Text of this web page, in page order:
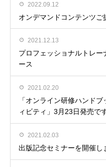
2022.09.12
オンデマンドコンテンツご
2021.12.13
プロフェッショナルトレー
ース
2021.02.20
「オンライン研修ハンド
ィビティ」3月23日発売で
2021.02.03
出版記念セミナーを開催し